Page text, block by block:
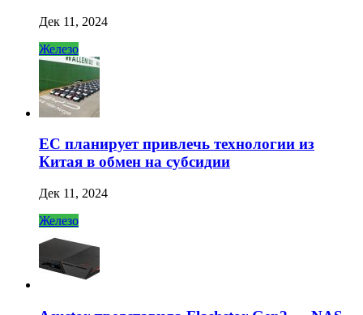
Дек 11, 2024
Железо
ЕС планирует привлечь технологии из
Китая в обмен на субсидии
Дек 11, 2024
Железо